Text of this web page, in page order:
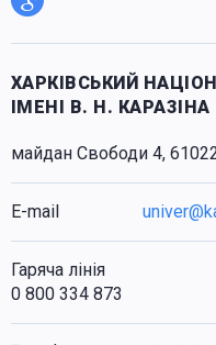
ХАРКІВСЬКИЙ
ІМЕНІ В. Н. КАРАЗІНА
майдан Свободи 4,
E-mail
Гаряча лінія
0 800 334 873